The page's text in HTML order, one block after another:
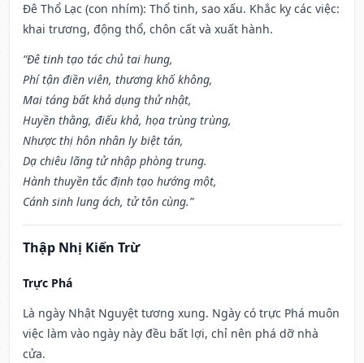
Đê Thổ Lạc (con nhím): Thổ tinh, sao xấu. Khắc kỵ các việc:
khai trương, động thổ, chôn cất và xuất hành.
“Đê tinh tạo tác chủ tai hung,
Phí tận điền viên, thương khố không,
Mai táng bất khả dụng thử nhật,
Huyền thằng, điếu khả, họa trùng trùng,
Nhược thị hôn nhân ly biệt tán,
Dạ chiêu lãng tử nhập phòng trung.
Hành thuyền tắc định tạo hướng một,
Cánh sinh lung ách, tử tôn cùng.”
Thập Nhị Kiến Trừ
Trực Phá
Là ngày Nhật Nguyệt tương xung. Ngày có trực Phá muôn
việc làm vào ngày này đều bất lợi, chỉ nên phá dỡ nhà
cửa.